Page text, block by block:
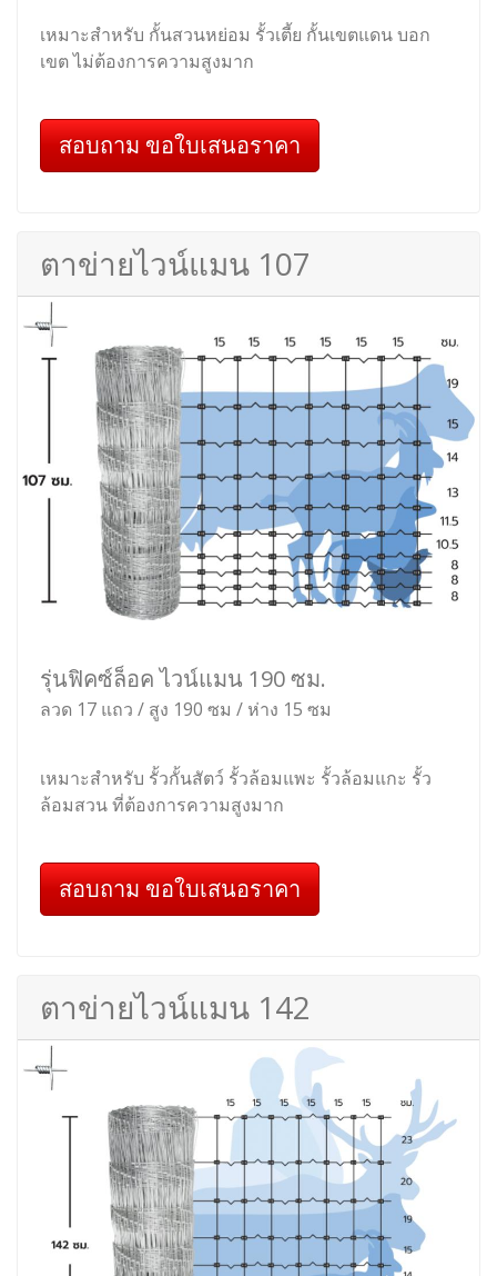
เหมาะสำหรับ กั้นสวนหย่อม รั้วเตี้ย กั้นเขตแดน บอก
เขต ไม่ต้องการความสูงมาก
สอบถาม ขอใบเสนอราคา
ตาข่ายไวน์แมน 107
รุ่นฟิคซ์ล็อค ไวน์แมน 190 ซม.
ลวด 17 แถว / สูง 190 ซม / ห่าง 15 ซม
เหมาะสำหรับ รั้วกั้นสัตว์ รั้วล้อมแพะ รั้วล้อมแกะ รั้ว
ล้อมสวน ที่ต้องการความสูงมาก
สอบถาม ขอใบเสนอราคา
ตาข่ายไวน์แมน 142